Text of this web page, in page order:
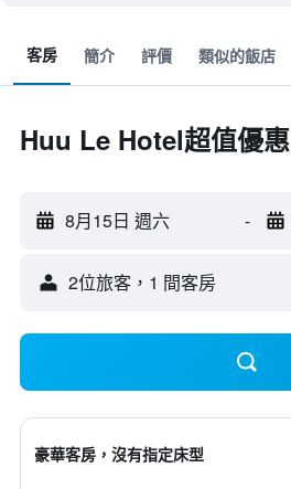
客房 簡介 評價 類似的飯店
Huu Le Hotel超值優惠
8月15日 週六 -
2位旅客，1 間客房
豪華客房，沒有指定床型